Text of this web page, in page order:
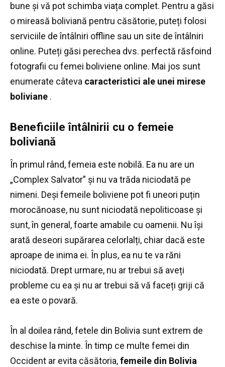
bune și vă pot schimba viața complet. Pentru a găsi
o mireasă boliviană pentru căsătorie, puteți folosi
serviciile de întâlniri offline sau un site de întâlniri
online. Puteți găsi perechea dvs. perfectă răsfoind
fotografii cu femei boliviene online. Mai jos sunt
enumerate câteva caracteristici ale unei mirese
boliviane .
Beneficiile întâlnirii cu o femeie
boliviană
În primul rând, femeia este nobilă. Ea nu are un
„Complex Salvator” și nu va trăda niciodată pe
nimeni. Deși femeile boliviene pot fi uneori puțin
morocănoase, nu sunt niciodată nepoliticoase și
sunt, în general, foarte amabile cu oamenii. Nu își
arată deseori supărarea celorlalți, chiar dacă este
aproape de inima ei. În plus, ea nu te va răni
niciodată. Drept urmare, nu ar trebui să aveți
probleme cu ea și nu ar trebui să vă faceți griji că
ea este o povară.
În al doilea rând, fetele din Bolivia sunt extrem de
deschise la minte. În timp ce multe femei din
Occident ar evita căsătoria,femeile din Bolivia